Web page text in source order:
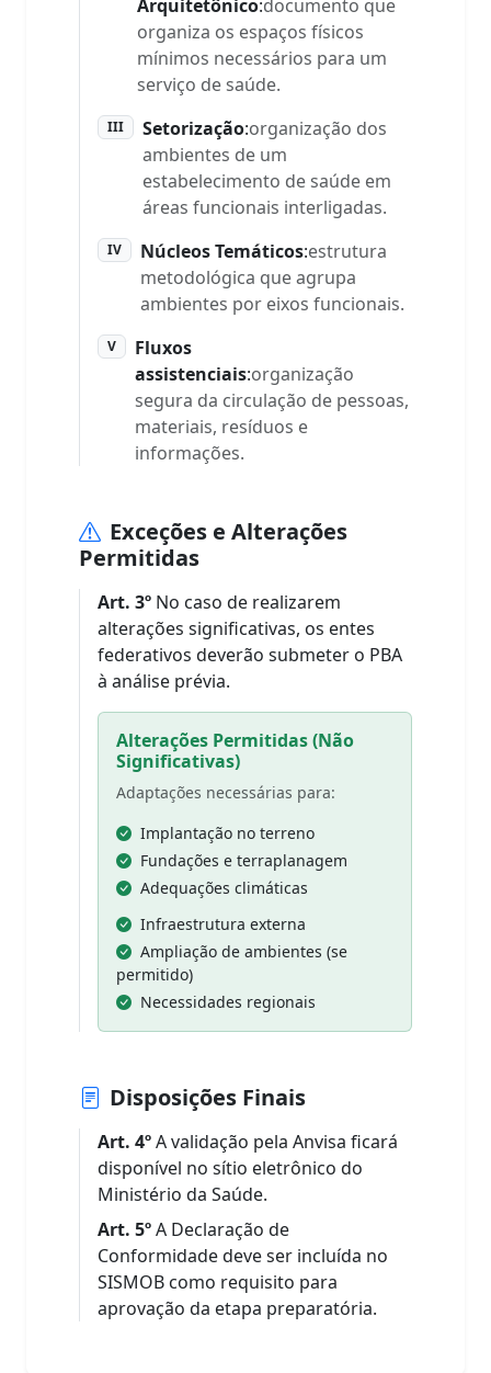
Arquitetônico:documento que
organiza os espaços físicos
mínimos necessários para um
serviço de saúde.
III Setorização:organização dos
ambientes de um
estabelecimento de saúde em
áreas funcionais interligadas.
IV Núcleos Temáticos:estrutura
metodológica que agrupa
ambientes por eixos funcionais.
V
Fluxos
assistenciais:organização
segura da circulação de pessoas,
materiais, resíduos e
informações.
Exceções e Alterações
Permitidas
Art. 3º No caso de realizarem
alterações significativas, os entes
federativos deverão submeter o PBA
à análise prévia.
Alterações Permitidas (Não
Significativas)
Adaptações necessárias para:
Implantação no terreno
Fundações e terraplanagem
Adequações climáticas
Infraestrutura externa
Ampliação de ambientes (se
permitido)
Necessidades regionais
Disposições Finais
Art. 4ºA validação pela Anvisa ficará
disponível no sítio eletrônico do
Ministério da Saúde.
Art. 5ºA Declaração de
Conformidade deve ser incluída no
SISMOB como requisito para
aprovação da etapa preparatória.